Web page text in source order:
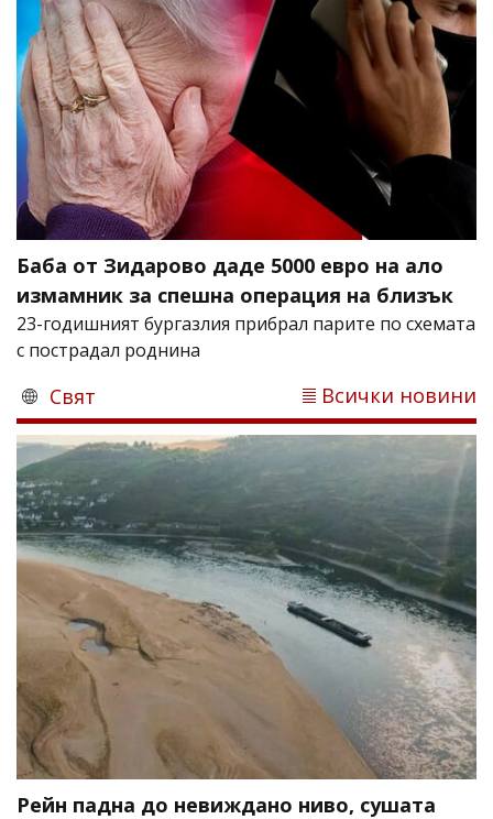
Баба от Зидарово даде 5000 евро на ало
измамник за спешна операция на близък
23-годишният бургазлия прибрал парите по схемата
с пострадал роднина
Свят Всички новини
Рейн падна до невиждано ниво, сушата